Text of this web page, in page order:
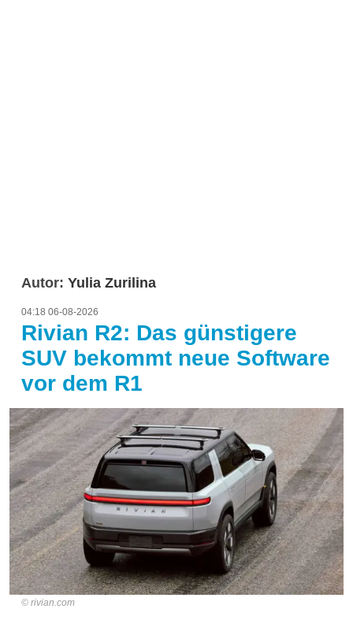
Autor: Yulia Zurilina
04:18 06-08-2026
Rivian R2: Das günstigere
SUV bekommt neue Software
vor dem R1
rivian.com